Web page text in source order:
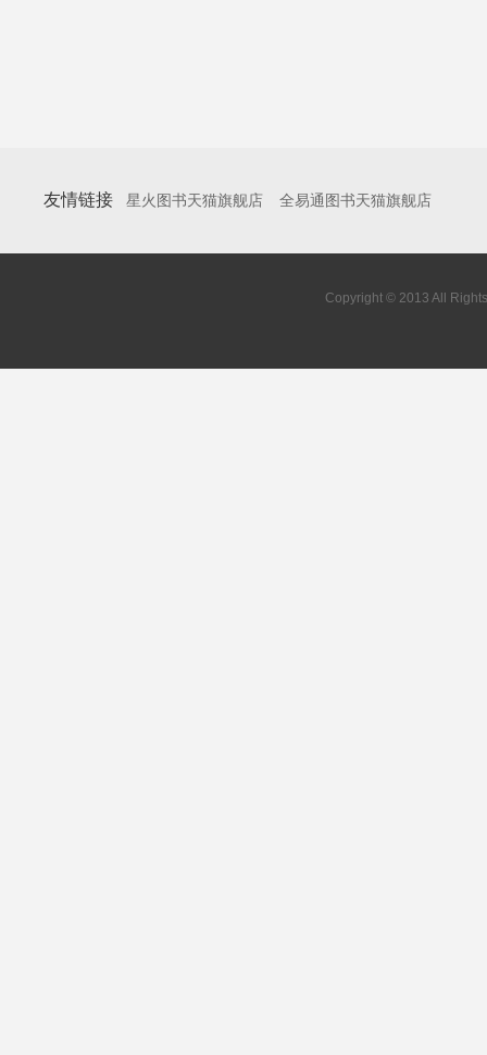
友情链接 星火图书天猫旗舰店 全易通图书天猫旗舰店
Copyright © 2013 All